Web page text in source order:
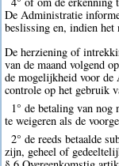
De Administratie
beslissing en, indien het
De herziening of
van de maand volgend
de mogelijkheid voor de
controle op het gebruik
1° de betaling van
te weigeren als de
2° de reeds betaalde
zijn, geheel of